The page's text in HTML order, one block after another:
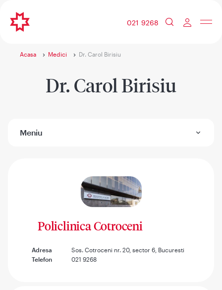
021 9268
Acasa Medici Dr. Carol Birisiu
Dr. Carol Birisiu
Meniu
Policlinica Cotroceni
Adresa
Sos. Cotroceni nr. 20, sector 6, Bucuresti
Telefon
021 9268